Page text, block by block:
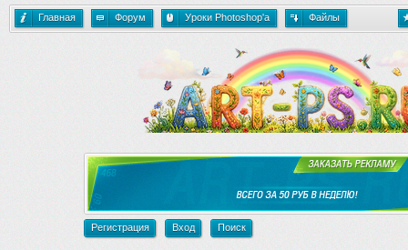
Главная Форум Уроки Photoshop'a Файлы
Регистрация Вход Поиск